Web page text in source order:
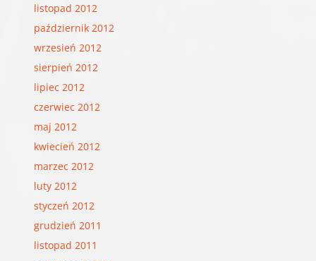
listopad 2012
październik 2012
wrzesień 2012
sierpień 2012
lipiec 2012
czerwiec 2012
maj 2012
kwiecień 2012
marzec 2012
luty 2012
styczeń 2012
grudzień 2011
listopad 2011